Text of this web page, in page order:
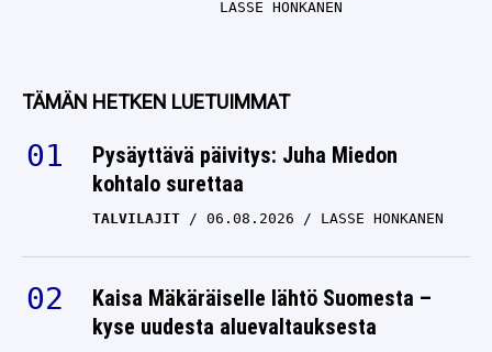
LASSE HONKANEN
TÄMÄN HETKEN LUETUIMMAT
Pysäyttävä päivitys: Juha Miedon
kohtalo surettaa
TALVILAJIT 06.08.2026 LASSE HONKANEN
Kaisa Mäkäräiselle lähtö Suomesta –
kyse uudesta aluevaltauksesta